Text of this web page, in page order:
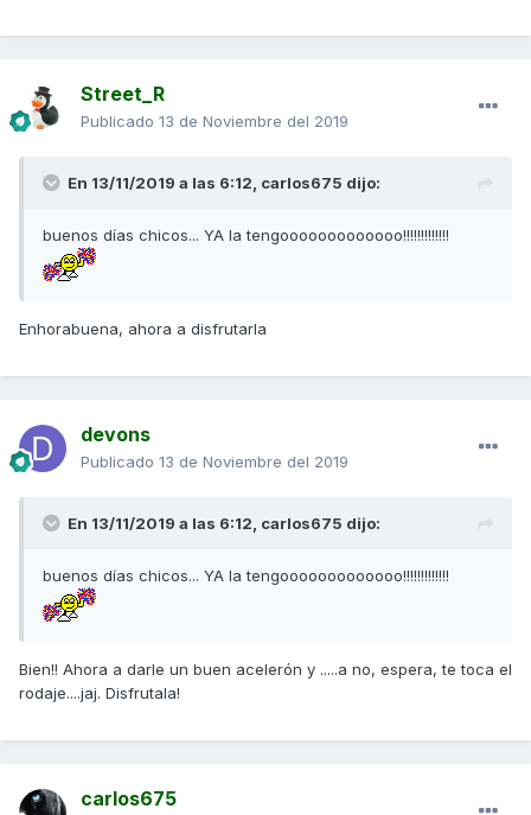
Street_R
Publicado 13 de Noviembre del 2019
En 13/11/2019 a las 6:12, carlos675 dijo:
buenos días chicos... YA la tengooooooooooooo!!!!!!!!!!!!!
Enhorabuena, ahora a disfrutarla
devons
Publicado 13 de Noviembre del 2019
En 13/11/2019 a las 6:12, carlos675 dijo:
buenos días chicos... YA la tengooooooooooooo!!!!!!!!!!!!!
Bien!! Ahora a darle un buen acelerón y .....a no, espera, te toca el
rodaje....jaj. Disfrutala!
carlos675